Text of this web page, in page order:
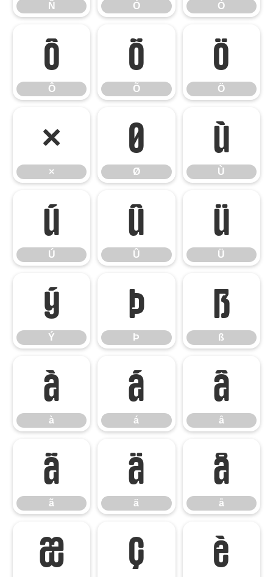
Ñ Ò Ó
Ô
Ô
Õ
Õ
Ö
Ö
×
×
Ø
Ø
Ù
Ù
Ú
Ú
Û
Û
Ü
Ü
Ý
Ý
Þ
Þ
ß
ß
à
à
á
á
â
â
ã
ã
ä
ä
å
å
æ ç è